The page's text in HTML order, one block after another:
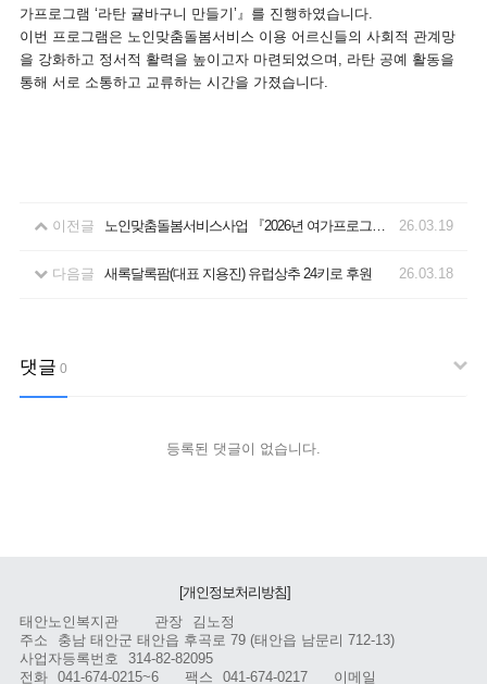
가프로그램 ‘라탄 귤바구니 만들기’』를 진행하였습니다.
이번 프로그램은 노인맞춤돌봄서비스 이용 어르신들의 사회적 관계망
을 강화하고 정서적 활력을 높이고자 마련되었으며, 라탄 공예 활동을
통해 서로 소통하고 교류하는 시간을 가졌습니다.
이전글 노인맞춤돌봄서비스사업 『2026년 여가프로그램 '라탄귤바구니 만들기'』4차 진행 26.03.19
다음글 새록달록팜(대표 지용진) 유럽상추 24키로 후원 26.03.18
댓글 0
등록된 댓글이 없습니다.
[개인정보처리방침]
태안노인복지관
관장
김노정
주소
충남 태안군 태안읍 후곡로 79 (태안읍 남문리 712-13)
사업자등록번호
314-82-82095
전화
041-674-0215~6 팩스 041-674-0217 이메일